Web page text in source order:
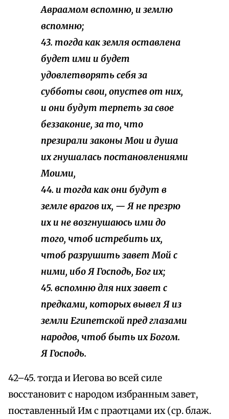
Авраамом вспомню, и землю
вспомню;
43. тогда как земля оставлена
будет ими и будет
удовлетворять себя за
субботы свои, опустев от них,
и они будут терпеть за свое
беззаконие, за то, что
презирали законы Мои и душа
их гнушалась постановлениями
Моими,
44. и тогда как они будут в
земле врагов их, — Я не презрю
их и не возгнушаюсь ими до
того, чтоб истребить их,
чтоб разрушить завет Мой с
ними, ибо Я Господь, Бог их;
45. вспомню для них завет с
предками, которых вывел Я из
земли Египетской пред глазами
народов, чтоб быть их Богом.
Я Господь.
42–45. тогда и Иегова во всей силе
восстановит с народом избранным завет,
поставленный Им с праотцами их (ср. блаж.